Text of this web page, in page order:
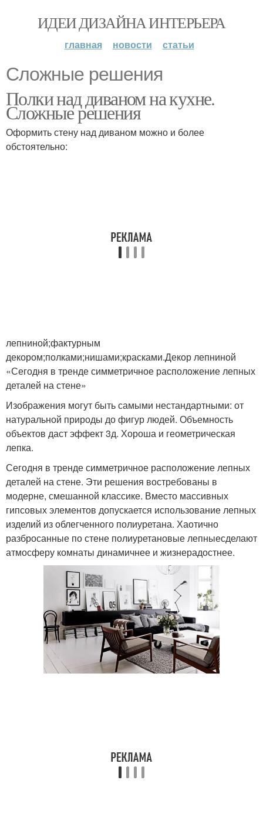
ИДЕИ ДИЗАЙНА ИНТЕРЬЕРА
главная новости статьи
Сложные решения
Полки над диваном на кухне.
Сложные решения
Оформить стену над диваном можно и более
обстоятельно:
лепниной;фактурным
декором;полками;нишами;красками.Декор лепниной
«Сегодня в тренде симметричное расположение лепных
деталей на стене»
Изображения могут быть самыми нестандартными: от
натуральной природы до фигур людей. Объемность
объектов даст эффект 3д. Хороша и геометрическая
лепка.
Сегодня в тренде симметричное расположение лепных
деталей на стене. Эти решения востребованы в
модерне, смешанной классике. Вместо массивных
гипсовых элементов допускается использование лепных
изделий из облегченного полиуретана. Хаотично
разбросанные по стене полиуретановые лепныесделают
атмосферу комнаты динамичнее и жизнерадостнее.